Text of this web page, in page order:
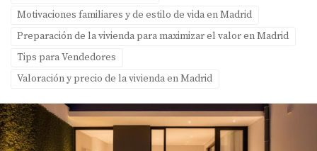
Motivaciones familiares y de estilo de vida en Madrid
Preparación de la vivienda para maximizar el valor en Madrid
Tips para Vendedores
Valoración y precio de la vivienda en Madrid